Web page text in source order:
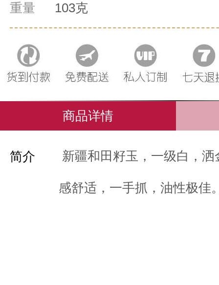
重量 103克
商品详情
简介 新疆和田籽玉，一级白，
感舒适，一手抓，油性极佳